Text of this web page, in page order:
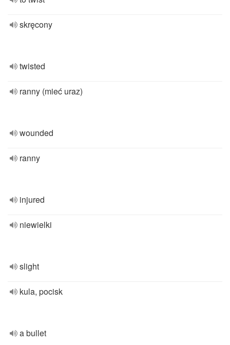
skręcony
twisted
ranny (mieć uraz)
wounded
ranny
injured
niewielki
slight
kula, pocisk
a bullet